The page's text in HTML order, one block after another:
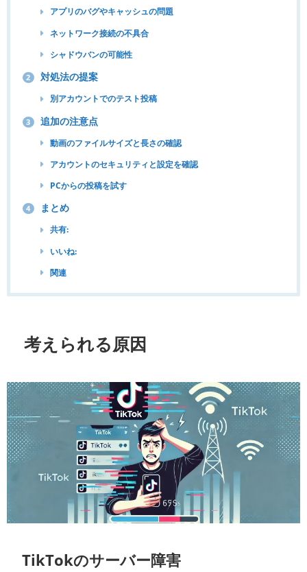
アプリのバグやキャッシュの問題
ネットワーク接続の不具合
シャドウバンの可能性
2 対処法の提案
別アカウントでのテスト投稿
3 追加の注意点
動画のファイルサイズと長さの確認
アカウントのセキュリティと設定を確認
PCからの投稿を試す
4 まとめ
共有:
いいね:
関連
考えられる原因
TikTokのサーバー障害